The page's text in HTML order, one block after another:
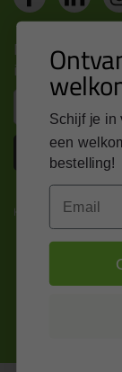
Nieuws, tips en
inbox
Kitcentrum is trots op:
Schijf je in
een
bestelling!
Email